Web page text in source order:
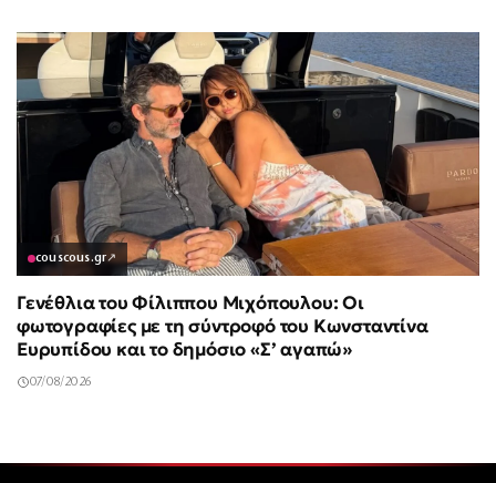
couscous.gr↗
Γενέθλια του Φίλιππου Μιχόπουλου: Οι
φωτογραφίες με τη σύντροφό του Κωνσταντίνα
Ευρυπίδου και το δημόσιο «Σ’ αγαπώ»
07/08/2026